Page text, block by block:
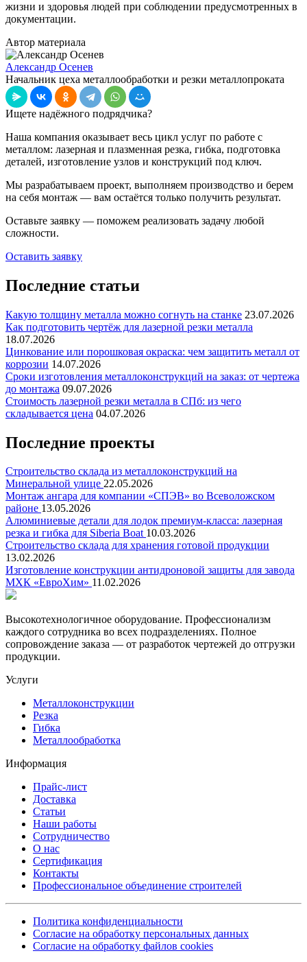
жизни и здоровья людей при соблюдении предусмотренных в
документации.
Автор материала
Александр Осенев
Начальник цеха металлообработки и резки металлопроката
Ищете надёжного подрядчика?
Наша компания оказывает весь цикл услуг по работе с
металлом: лазерная и плазменная резка, гибка, подготовка
деталей, изготовление узлов и конструкций под ключ.
Мы разрабатываем проект, выполняем производство и берем
на себя монтаж — вам остаётся только получить результат.
Оставьте заявку — поможем реализовать задачу любой
сложности.
Оставить заявку
Последние статьи
Какую толщину металла можно согнуть на станке 23.07.2026
Как подготовить чертёж для лазерной резки металла
18.07.2026
Цинкование или порошковая окраска: чем защитить металл от
коррозии 14.07.2026
Сроки изготовления металлоконструкций на заказ: от чертежа
до монтажа 09.07.2026
Стоимость лазерной резки металла в СПб: из чего
складывается цена 04.07.2026
Последние проекты
Строительство склада из металлоконструкций на
Минеральной улице 22.05.2026
Монтаж ангара для компании «СПЭВ» во Всеволожском
районе 13.05.2026
Алюминиевые детали для лодок премиум-класса: лазерная
резка и гибка для Siberia Boat 10.03.2026
Строительство склада для хранения готовой продукции
13.02.2026
Изготовление конструкции антидроновой защиты для завода
МХК «ЕвроХим» 11.02.2026
Высокотехнологичное оборудование. Профессионализм
каждого сотрудника во всех подразделениях. Полное
сопровождение заказа — от разработок чертежей до отгрузки
продукции.
Услуги
Металлоконструкции
Резка
Гибка
Металлообработка
Информация
Прайс-лист
Доставка
Статьи
Наши работы
Сотрудничество
О нас
Сертификация
Контакты
Профессиональное объединение строителей
Политика конфиденциальности
Согласие на обработку персональных данных
Согласие на обработку файлов cookies